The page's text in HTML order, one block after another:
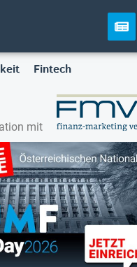
Fintech
mit